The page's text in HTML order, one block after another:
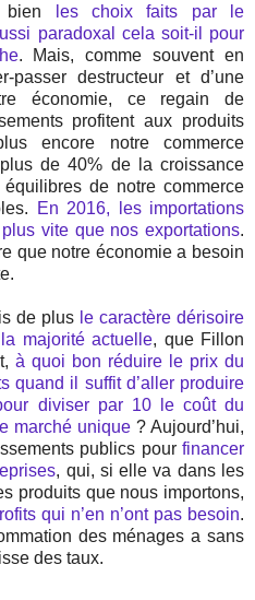
bien
les choix faits par le
paradoxal cela soit-il pour
. Mais, comme souvent en
passer destructeur et d’une
économie, ce regain de
profitent aux produits
encore notre commerce
de 40% de la croissance
de notre commerce
En 2016, les importations
vite que nos exportations.
que notre économie a besoin
de plus le caractère dérisoire
majorité actuelle, que Fillon
à quoi bon réduire le prix du
quand il suffit d’aller produire
diviser par 10 le coût du
marché unique ? Aujourd’hui,
publics pour financer
, qui, si elle va dans les
produits que nous importons,
qui n’en n’ont pas besoin.
des ménages a sans
des taux.